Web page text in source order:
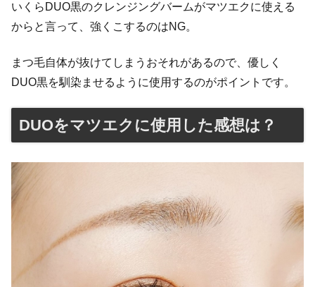
いくらDUO黒のクレンジングバームがマツエクに使える
からと言って、強くこするのはNG。
まつ毛自体が抜けてしまうおそれがあるので、優しく
DUO黒を馴染ませるように使用するのがポイントです。
DUOをマツエクに使用した感想は？